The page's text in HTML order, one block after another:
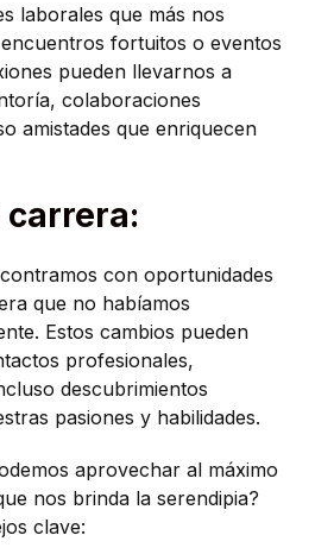
laborales que más nos
fortuitos o eventos
pueden llevarnos a
colaboraciones
amistades que enriquecen
carrera:
con oportunidades
que no habíamos
Estos cambios pueden
profesionales,
descubrimientos
pasiones y habilidades.
aprovechar al máximo
nos brinda la serendipia?
clave: